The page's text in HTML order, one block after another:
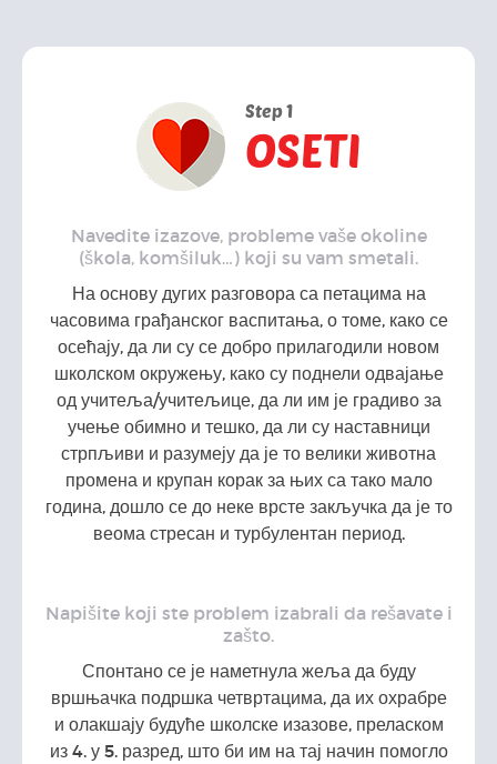
Step 1
OSETI
Navedite izazove, probleme vaše okoline
(škola, komšiluk…) koji su vam smetali.
На основу дугих разговора са петацима на
часовима грађанског васпитања, о томе, како се
осећају, да ли су се добро прилагодили новом
школском окружењу, како су поднели одвајање
од учитеља/учитељице, да ли им је градиво за
учење обимно и тешко, да ли су наставници
стрпљиви и разумеју да је то велики животна
промена и крупан корак за њих са тако мало
година, дошло се до неке врсте закључка да је то
веома стресан и турбулентан период.
Napišite koji ste problem izabrali da rešavate i
zašto.
Спонтано се је наметнула жеља да буду
вршњачка подршка четвртацима, да их охрабре
и олакшају будуће школске изазове, преласком
из 4. у 5. разред, што би им на тај начин помогло